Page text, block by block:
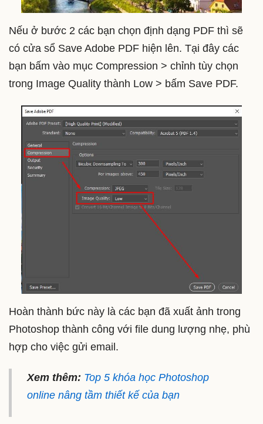
Nếu ở bước 2 các bạn chọn định dạng PDF thì sẽ
có cửa sổ Save Adobe PDF hiện lên. Tại đây các
bạn bấm vào mục Compression > chỉnh tùy chọn
trong Image Quality thành Low > bấm Save PDF.
Hoàn thành bức này là các bạn đã xuất ảnh trong
Photoshop thành công với file dung lượng nhẹ, phù
hợp cho việc gửi email.
Xem thêm: Top 5 khóa học Photoshop
online nâng tầm thiết kế của bạn